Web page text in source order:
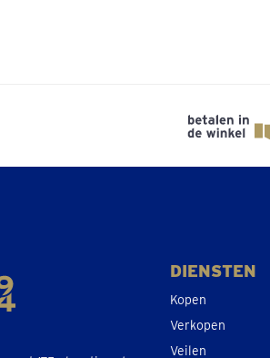
DIENSTEN
Kopen
Verkopen
Veilen